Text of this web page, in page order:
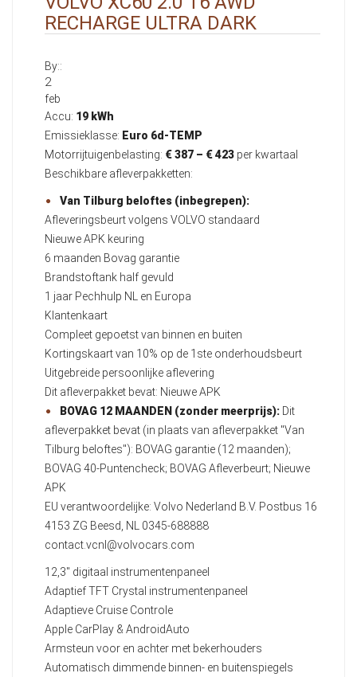
RECHARGE ULTRA DARK
By::
2
feb
Accu: 19 kWh
Emissieklasse: Euro 6d-TEMP
Motorrijtuigenbelasting: € 387 – € 423 per kwartaal
Beschikbare afleverpakketten:
Van Tilburg beloftes (inbegrepen):
Afleveringsbeurt volgens VOLVO standaard
Nieuwe APK keuring
6 maanden Bovag garantie
Brandstoftank half gevuld
1 jaar Pechhulp NL en Europa
Klantenkaart
Compleet gepoetst van binnen en buiten
Kortingskaart van 10% op de 1ste onderhoudsbeurt
Uitgebreide persoonlijke aflevering
Dit afleverpakket bevat: Nieuwe APK
BOVAG 12 MAANDEN (zonder meerprijs): Dit
afleverpakket bevat (in plaats van afleverpakket "Van
Tilburg beloftes"): BOVAG garantie (12 maanden);
BOVAG 40-Puntencheck; BOVAG Afleverbeurt; Nieuwe
APK
EU verantwoordelijke: Volvo Nederland B.V. Postbus 16
4153 ZG Beesd, NL 0345-688888
contact.vcnl@volvocars.com
12,3" digitaal instrumentenpaneel
Adaptief TFT Crystal instrumentenpaneel
Adaptieve Cruise Controle
Apple CarPlay & AndroidAuto
Armsteun voor en achter met bekerhouders
Automatisch dimmende binnen- en buitenspiegels